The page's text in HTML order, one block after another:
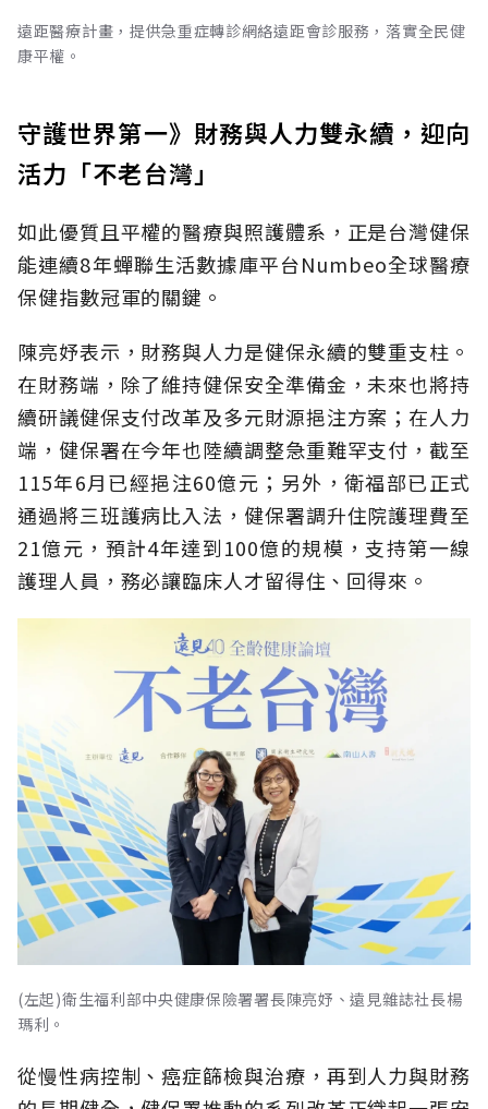
遠距醫療計畫，提供急重症轉診網絡遠距會診服務，落實全民健
康平權。
守護世界第一》財務與人力雙永續，迎向
活力「不老台灣」
如此優質且平權的醫療與照護體系，正是台灣健保
能連續8年蟬聯生活數據庫平台Numbeo全球醫療
保健指數冠軍的關鍵。
陳亮妤表示，財務與人力是健保永續的雙重支柱。
在財務端，除了維持健保安全準備金，未來也將持
續研議健保支付改革及多元財源挹注方案；在人力
端，健保署在今年也陸續調整急重難罕支付，截至
115年6月已經挹注60億元；另外，衛福部已正式
通過將三班護病比入法，健保署調升住院護理費至
21億元，預計4年達到100億的規模，支持第一線
護理人員，務必讓臨床人才留得住、回得來。
(左起)衛生福利部中央健康保險署署長陳亮妤、遠見雜誌社長楊
瑪利。
從慢性病控制、癌症篩檢與治療，再到人力與財務